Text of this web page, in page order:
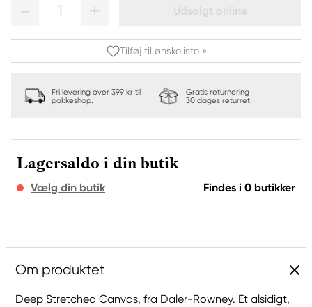
1 Udsolgt online
Tilføj til ønskeliste »
Fri levering over 399 kr til
pakkeshop.
Gratis returnering
30 dages returret.
Lagersaldo i din butik
Vælg din butik Findes i 0 butikker
Om produktet
Deep Stretched Canvas, fra Daler-Rowney. Et alsidigt,